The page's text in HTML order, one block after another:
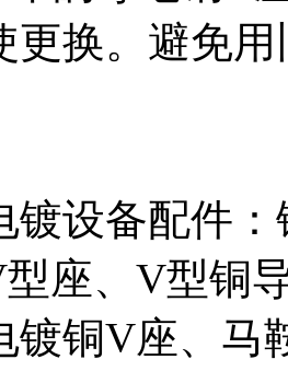
更换。避免
镀设备配件
座、V型铜
镀铜V座、马